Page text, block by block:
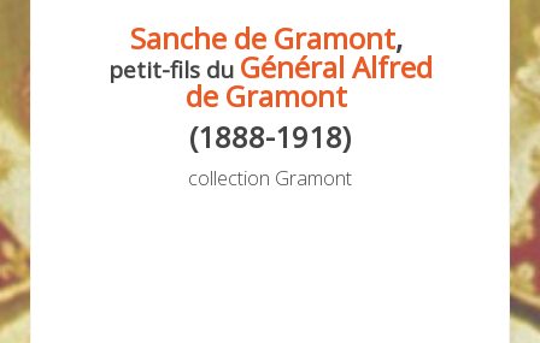
Sanche de Gramont,
petit-fils du Général Alfred
de Gramont
(1888-1918)
collection Gramont